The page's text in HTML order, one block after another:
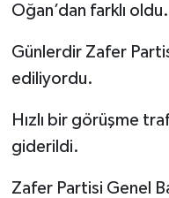
Oğan’dan farklı oldu.
Günlerdir Zafer
ediliyordu.
Hızlı bir görüşme
giderildi.
Zafer Partisi Genel